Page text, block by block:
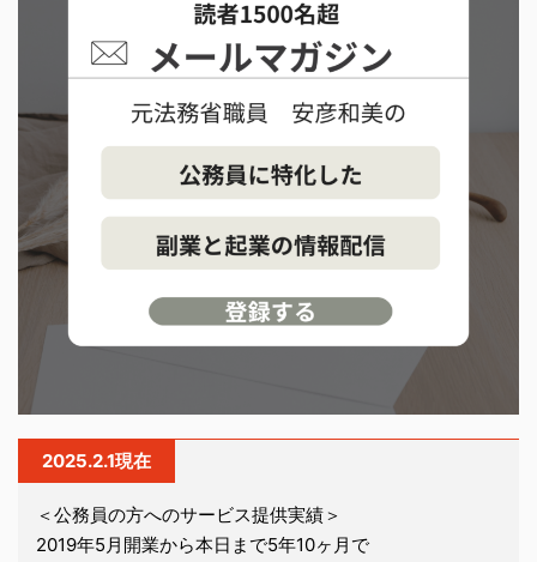
2025.2.1現在
＜公務員の方へのサービス提供実績＞
2019年5月開業から本日まで5年10ヶ月で